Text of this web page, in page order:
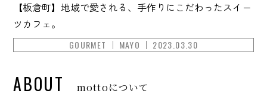
【板倉町】地域で愛される、手作りにこだわったスイー
ツカフェ。
GOURMET MAYO 2023.03.30
ABOUT mottoについて